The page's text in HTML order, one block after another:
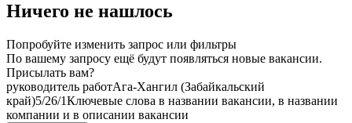
Ничего не нашлось
Попробуйте изменить запрос или фильтры
По вашему запросу ещё будут появляться новые вакансии.
Присылать вам?
руководитель работАга-Хангил (Забайкальский
край)5/26/1Ключевые слова в названии вакансии, в названии
компании и в описании вакансии